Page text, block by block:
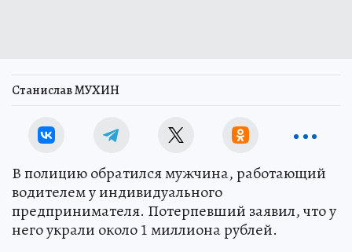
Станислав МУХИН
В полицию обратился мужчина, работающий
водителем у индивидуального
предпринимателя. Потерпевший заявил, что у
него украли около 1 миллиона рублей.